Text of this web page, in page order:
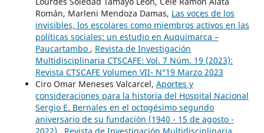
Román, Marleni Mendoza Damas, Las voces de los
invisibles, los escolares como miembros activos en las
políticas sociales: un estudio en Auquimarca –
Paucartambo , Revista de Investigación
Multidisciplinaria CTSCAFE: Vol. 7 Núm. 19 (2023):
Revista CTSCAFE Volumen VII- N°19 Marzo 2023
Ciro Omar Meneses Valcarcel, Aportes y
consideraciones para la historia del Hospital Nacional
Sergio E. Bernales en el octogésimo segundo
aniversario de su fundación (1940 - 15 de agosto -